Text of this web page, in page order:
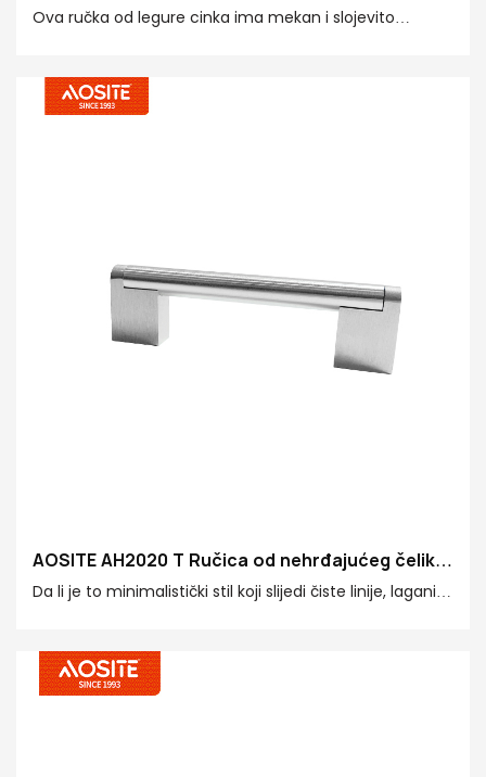
Ova ručka od legure cinka ima mekan i slojevito
savršena je kombinacija praktičnosti i ljepote
AOSITE AH2020 T Ručica od nehrđajućeg čelika
(sa legurama cinka)
Da li je to minimalistički stil koji slijedi čiste linije, lagani
industrijski dizajn, ova ručka može biti savršeno
integrirana i postala završni dodir za poboljšanje